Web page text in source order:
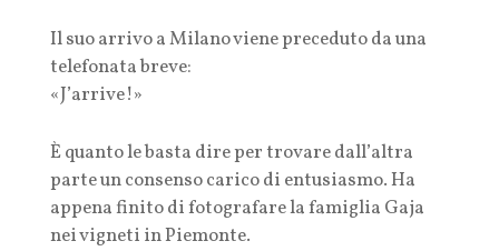
Il suo arrivo a Milano viene preceduto da una
telefonata breve:
«J’arrive!»
È quanto le basta dire per trovare dall’altra
parte un consenso carico di entusiasmo. Ha
appena finito di fotografare la famiglia Gaja
nei vigneti in Piemonte.